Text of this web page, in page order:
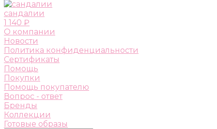
сандалии
1 140 ₽
О компании
Новости
Политика конфиденциальности
Сертификаты
Помощь
Покупки
Помощь покупателю
Вопрос - ответ
Бренды
Коллекции
Готовые образы